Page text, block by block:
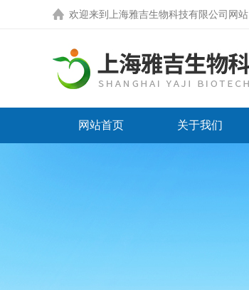
欢迎来到 上海雅吉生物科技有限公司网站
网站首页 关于我们